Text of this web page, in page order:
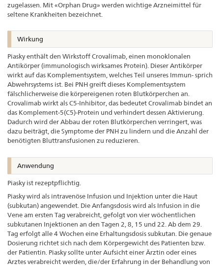
zugelassen. Mit «Orphan Drug» werden wichtige Arzneimittel für
seltene Krankheiten bezeichnet.
Wirkung
Piasky enthält den Wirkstoff Crovalimab, einen monoklonalen
Antikörper (immunologisch wirksames Protein). Dieser Antikörper
wirkt auf das Komplementsystem, welches Teil unseres Immun- sprich
Abwehrsystems ist. Bei PNH greift dieses Komplementsystem
fälschlicherweise die körpereigenen roten Blutkörperchen an.
Crovalimab wirkt als C5-Inhibitor, das bedeutet Crovalimab bindet an
das Komplement-5(C5)-Protein und verhindert dessen Aktivierung.
Dadurch wird der Abbau der roten Blutkörperchen verringert, was
dazu beiträgt, die Symptome der PNH zu lindern und die Anzahl der
benötigten Bluttransfusionen zu reduzieren.
Anwendung
Piasky ist rezeptpflichtig.
Piasky wird als intravenöse Infusion und Injektion unter die Haut
(subkutan) angewendet. Die Anfangsdosis wird als Infusion in die
Vene am ersten Tag verabreicht, gefolgt von vier wöchentlichen
subkutanen Injektionen an den Tagen 2, 8, 15 und 22. Ab dem 29.
Tag erfolgt alle 4 Wochen eine Erhaltungsdosis subkutan. Die genaue
Dosierung richtet sich nach dem Körpergewicht des Patienten bzw.
der Patientin. Piasky sollte unter Aufsicht einer Ärztin oder eines
Arztes verabreicht werden, die/der Erfahrung in der Behandlung von